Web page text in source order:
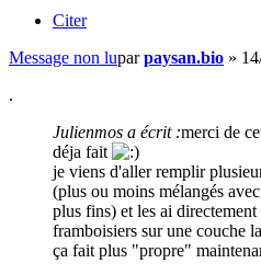
Citer
Message non luparpaysan.bio »
.
Julienmos a écrit :merci de
déja fait
je viens d'aller remplir
(plus ou moins mélangés
plus fins) et les ai directement
framboisiers sur une couche
ça fait plus "propre"